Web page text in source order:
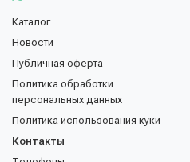
Каталог
Новости
Публичная оферта
Политика обработки
персональных данных
Политика использования куки
Контакты